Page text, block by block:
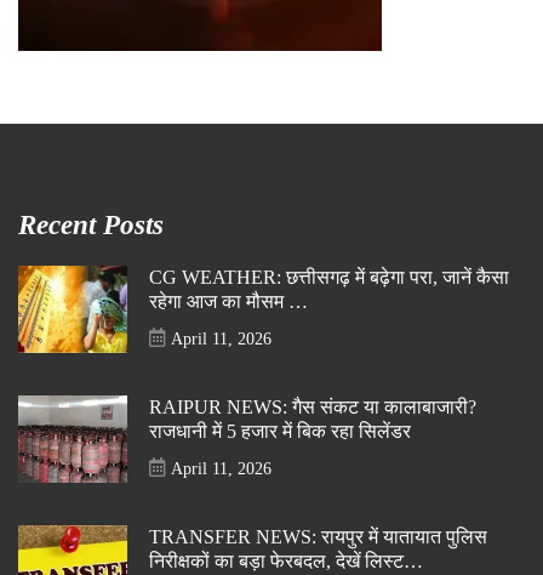
Recent Posts
CG WEATHER: छत्तीसगढ़ में बढ़ेगा परा, जानें कैसा
रहेगा आज का मौसम …
April 11, 2026
RAIPUR NEWS: गैस संकट या कालाबाजारी?
राजधानी में 5 हजार में बिक रहा सिलेंडर
April 11, 2026
TRANSFER NEWS: रायपुर में यातायात पुलिस
निरीक्षकों का बड़ा फेरबदल, देखें लिस्ट…